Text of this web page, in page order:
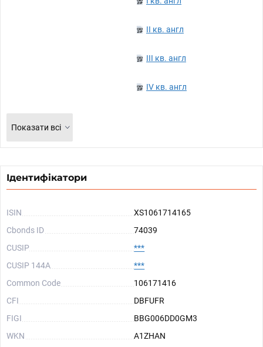
II кв. англ
III кв. англ
IV кв. англ
Показати всі
Ідентифікатори
ISIN
XS1061714165
Cbonds ID
74039
CUSIP
***
CUSIP 144A
***
Common Code
106171416
CFI
DBFUFR
FIGI
BBG006DD0GM3
WKN
A1ZHAN